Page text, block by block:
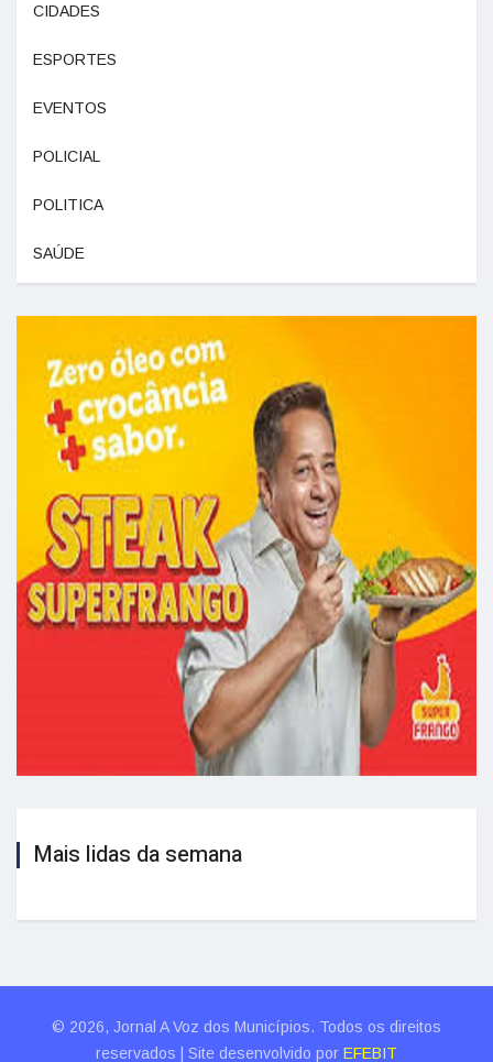
CIDADES
ESPORTES
EVENTOS
POLICIAL
POLITICA
SAÚDE
Mais lidas da semana
© 2026, Jornal A Voz dos Municípios. Todos os direitos
reservados | Site desenvolvido por EFEBIT